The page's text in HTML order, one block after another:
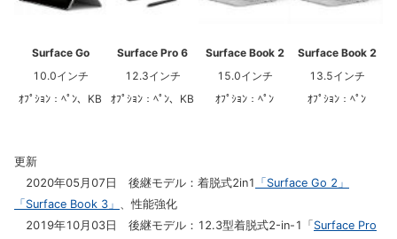
Surface Go
10.0インチ
ｵﾌﾟｼｮﾝ：ﾍﾟﾝ、KB
Surface Pro 6
12.3インチ
ｵﾌﾟｼｮﾝ：ﾍﾟﾝ、KB
Surface Book 2
15.0インチ
ｵﾌﾟｼｮﾝ：ﾍﾟﾝ
Surface Book 2
13.5インチ
ｵﾌﾟｼｮﾝ：ﾍﾟﾝ
更新
2020年05月07日 後継モデル：着脱式2in1 「Surface Go 2」
「Surface Book 3」 、性能強化
2019年10月03日 後継モデル：12.3型着脱式2-in-1「 Surface Pro